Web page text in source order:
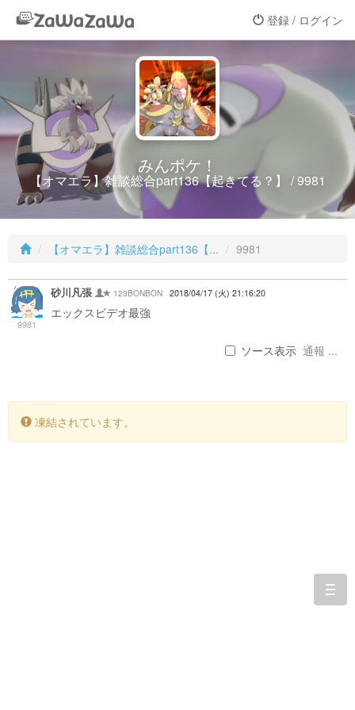
登録 / ログイン
みんポケ！
【オマエラ】雑談総合part136【起きてる？】 / 9981
【オマエラ】雑談総合part136【... 9981
9981
砂川凡張 123BONBON 2018/04/17 (火) 21:16:20
エックスビデオ最強
ソース表示 通報 ...
凍結されています。